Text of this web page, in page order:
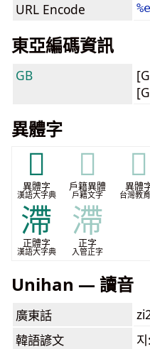
URL Encode
東亞編碼資訊
GB
異體字
𣻞
異體字
漢語大字典
𣻞
戶籍異體
戶籍文字
𣻞
異體
台灣教
滯
正體字
漢語大字典
滯
正字
入管正字
Unihan — 讀音
廣東話
韓語諺文